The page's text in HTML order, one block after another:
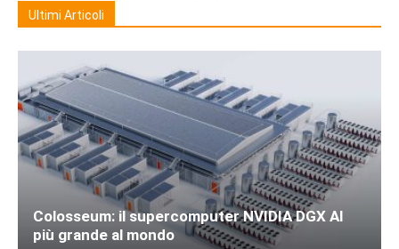
Ultimi Articoli
Colosseum: il supercomputer NVIDIA DGX AI
più grande al mondo